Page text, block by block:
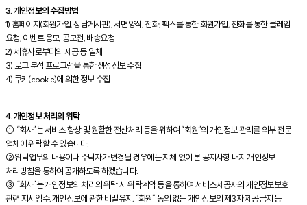
3. 개인정보의 수집방법
1) 홈페이지(회원가입, 상담게시판), 서면양식, 전화, 팩스를 통한 회원가입, 전화를 통한 클레임
요청, 이벤트 응모, 공모전, 배송요청
2) 제휴사로부터의 제공 등 일체
3) 로그 분석 프로그램을 통한 생성정보 수집
4) 쿠키(cookie)에 의한 정보 수집
4. 개인정보 처리의 위탁
① “회사”는 서비스 향상 및 원활한 전산처리 등을 위하여 “회원”의 개인정보 관리를 외부 전문
업체에 위탁할 수 있습니다.
②위탁업무의 내용이나 수탁자가 변경될 경우에는 지체 없이 본 공지사항 내지 개인정보
처리방침을 통하여 공개하도록 하겠습니다.
③ “회사”는 개인정보의 처리의 위탁 시 위탁계약 등을 통하여 서비스제공자의 개인정보보호
관련 지시엄수, 개인정보에 관한 비밀유지, “회원” 동의 없는 개인정보의 제3자 제공금지 등